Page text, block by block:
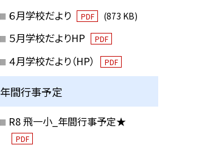
６月学校だより PDF (873 KB)
５月学校だよりHP PDF
４月学校だより（HP） PDF
年間行事予定
R8 飛一小_年間行事予定★
PDF